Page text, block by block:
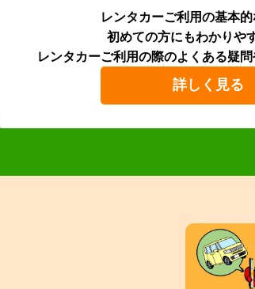
レンタカーご利用の基本
初めての方にもわかりや
レンタカーご利用の際のよくある疑問
詳しく見る